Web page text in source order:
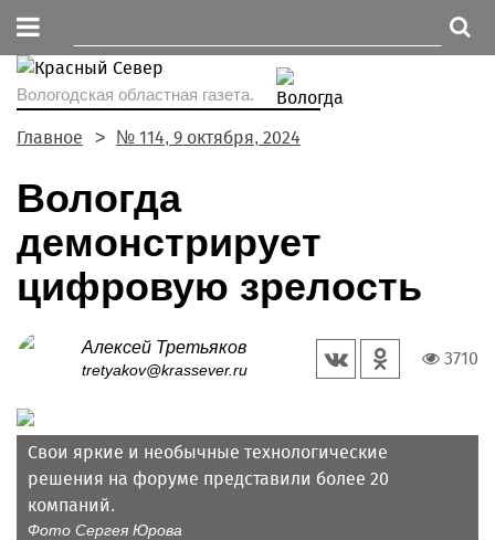
Вологодская областная газета.
Главное № 114, 9 октября, 2024
Вологда
демонстрирует
цифровую зрелость
Алексей Третьяков
tretyakov@krassever.ru
3710
Свои яркие и необычные технологические
решения на форуме представили более 20
компаний.
Фото Сергея Юрова